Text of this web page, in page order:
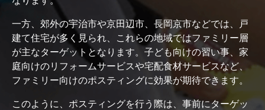
一方、郊外の宇治市や京田辺市、長岡京市などでは、戸
建て住宅が多く見られ、これらの地域ではファミリー層
が主なターゲットとなります。子ども向けの習い事、家
庭向けのリフォームサービスや宅配食材サービスなど、
ファミリー向けのポスティングに効果が期待できます。
このように、ポスティングを行う際は、事前にターゲッ